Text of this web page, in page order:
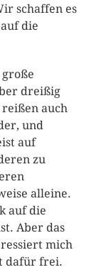
schaffen es
die
dreißig
auch
und
auf
zu
alleine.
auf die
Aber das
mich
dafür frei.